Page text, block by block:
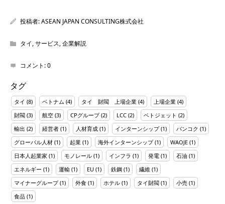
投稿者:ASEAN JAPAN CONSULTING株式会社
タイ,サービス,企業解説
コメント:0
タグ
タイ (8) ベトナム (4) タイ 財閥 上場企業 (4) 上場企業 (4)
財閥 (3) 航空 (3) CPグループ(2) LCC (2) ベトジェット (2)
輸出 (2) 経営者 (1) 人材育成 (1) インターンシップ(1) バンコク (1)
グローバル人材 (1) 起業 (1) 海外インターンシップ(1) WAOJE (1)
日本人起業家 (1) モノレール (1) インフラ (1) 発電 (1) 石油 (1)
エネルギー (1) 運輸 (1) EU (1) 鉄鋼 (1) 繊維 (1)
マイナーグループ(1) 外食 (1) ホテル (1) タイ財閥 (1) 小売 (1)
食品 (1)